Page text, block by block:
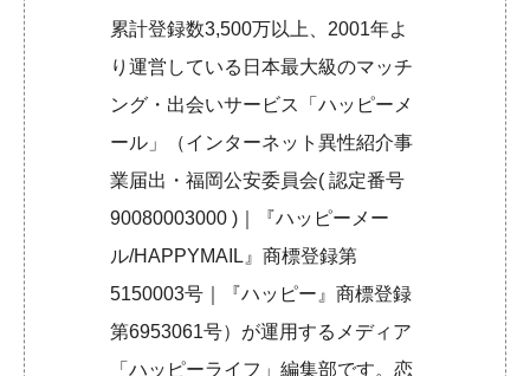
累計登録数3,500万以上、2001年よ
り運営している日本最大級のマッチ
ング・出会いサービス「ハッピーメ
ール」（インターネット異性紹介事
業届出・福岡公安委員会( 認定番号
90080003000 )｜『ハッピーメー
ル/HAPPYMAIL』商標登録第
5150003号｜『ハッピー』商標登録
第6953061号）が運用するメディア
「ハッピーライフ」編集部です。恋